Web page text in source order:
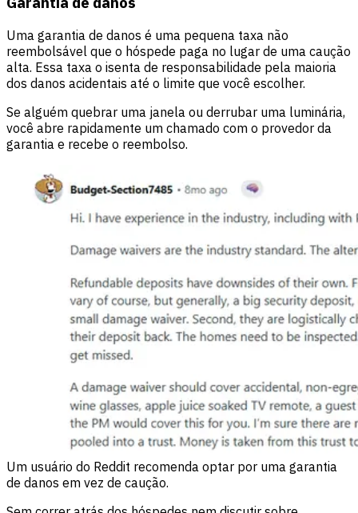
Uma garantia de danos é uma pequena taxa não
reembolsável que o hóspede paga no lugar de uma caução
alta. Essa taxa o isenta de responsabilidade pela maioria
dos danos acidentais até o limite que você escolher.
Se alguém quebrar uma janela ou derrubar uma luminária,
você abre rapidamente um chamado com o provedor da
garantia e recebe o reembolso.
Um usuário do Reddit recomenda optar por uma garantia
de danos em vez de caução.